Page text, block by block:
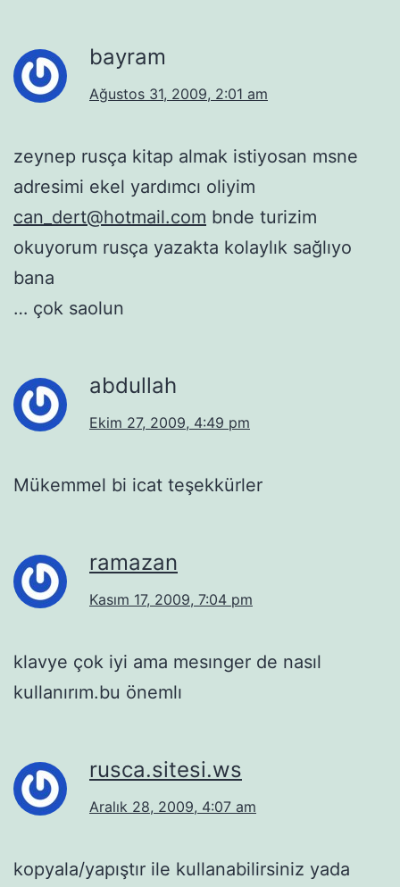
bayram
Ağustos 31, 2009, 2:01 am
zeynep rusça kitap almak istiyosan msne
adresimi ekel yardımcı oliyim
can_dert@hotmail.com bnde turizim
okuyorum rusça yazakta kolaylık sağlıyo
bana
… çok saolun
abdullah
Ekim 27, 2009, 4:49 pm
Mükemmel bi icat teşekkürler
ramazan
Kasım 17, 2009, 7:04 pm
klavye çok iyi ama mesınger de nasıl
kullanırım.bu önemlı
rusca.sitesi.ws
Aralık 28, 2009, 4:07 am
kopyala/yapıştır ile kullanabilirsiniz yada